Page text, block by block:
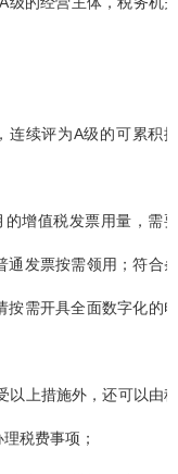
连续评为A级的可累积提
的增值税发票用量，需要
通发票按需领用；符合条
按需开具全面数字化的电
以上措施外，还可以由税
税费事项；